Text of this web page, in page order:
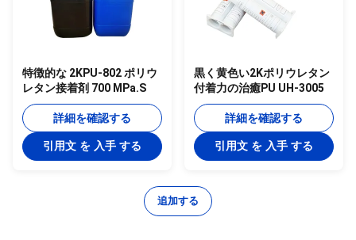
特徴的な 2KPU-802 ポリウ
レタン接着剤 700 MPa.S
詳細を確認する
引用文 を 入手 する
黒く黄色い2Kポリウレタン
付着力の治癒PU UH-3005
詳細を確認する
引用文 を 入手 する
追加する